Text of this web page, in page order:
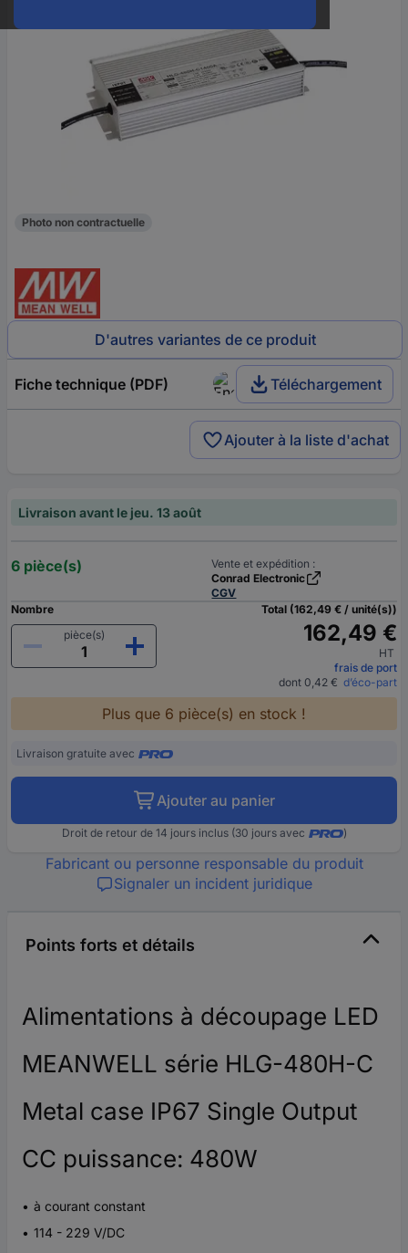
Photo non contractuelle
D'autres variantes de ce produit
Fiche technique (PDF) Téléchargement
Ajouter à la liste d'achat
Livraison avant le jeu. 13 août
6 pièce(s)
Vente et expédition :
Conrad Electronic
CGV
Nombre
pièce(s)
Total (162,49 € / unité(s))
162,49 €
HT
frais de port
dont 0,42 € d’éco-part
Plus que 6 pièce(s) en stock !
Livraison gratuite avec
Ajouter au panier
Droit de retour de 14 jours inclus (30 jours avec )
Fabricant ou personne responsable du produit
Signaler un incident juridique
Points forts et détails
Alimentations à découpage LED
MEANWELL série HLG-480H-C
Metal case IP67 Single Output
CC puissance: 480W
à courant constant
114 - 229 V/DC